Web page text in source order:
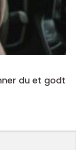
du et godt